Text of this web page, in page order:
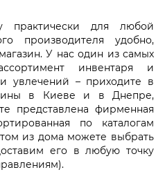
практически для любой
производителя удобно,
У нас один из самых
инвентаря и
увлечений –приходите в
в Киеве и в Днепре,
представлена фирменная
по каталогам
из дома можете выбрать
его в любую точку